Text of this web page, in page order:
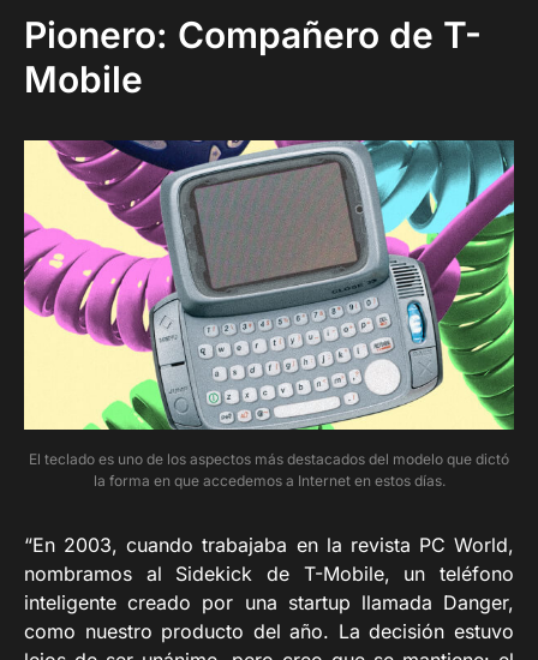
Pionero: Compañero de T-
Mobile
El teclado es uno de los aspectos más destacados del modelo que dictó
la forma en que accedemos a Internet en estos días.
“En 2003, cuando trabajaba en la revista PC World,
nombramos al Sidekick de T-Mobile, un teléfono
inteligente creado por una startup llamada Danger,
como nuestro producto del año. La decisión estuvo